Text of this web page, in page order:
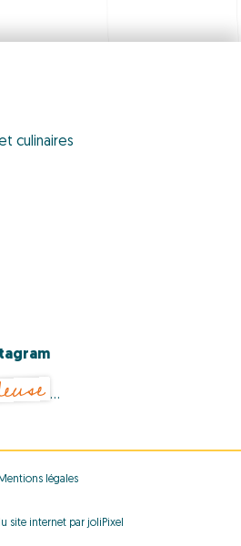
culinaires
…
Mentions légales
site internet par joliPixel